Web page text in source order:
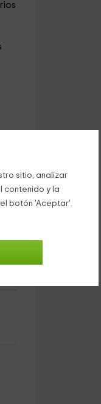
sitio, analizar
contenido y la
botón 'Aceptar'.